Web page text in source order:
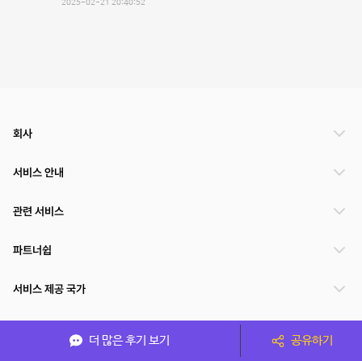
2025-02-21 20:40:52
더 많은 후기 보기 공유하기
회사
서비스 안내
관련 서비스
파트너쉽
서비스 제공 국가
(주)NSPACE 사업자정보